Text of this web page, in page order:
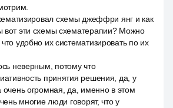
схемы джеффри янг и как
вот эти схемы схематерапии? Можно
удобно их систематизировать по их
неверным, потому что
принятия решения, да, у
очень огромная, да, именно в этом
многие люди говорят, что у